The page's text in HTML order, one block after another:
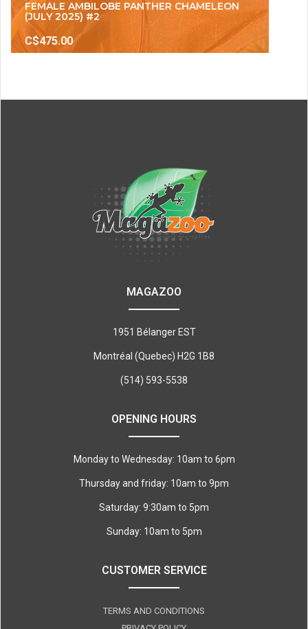
FEMALE AMBILOBE PANTHER CHAMELEON
(JULY 2025) #2
C$475.00
MAGAZOO
1951 Bélanger EST
Montréal (Quebec) H2G 1B8
(514) 593-5538
OPENING HOURS
Monday to Wednesday: 10am to 6pm
Thursday and friday: 10am to 9pm
Saturday: 9:30am to 5pm
Sunday: 10am to 5pm
CUSTOMER SERVICE
TERMS AND CONDITIONS